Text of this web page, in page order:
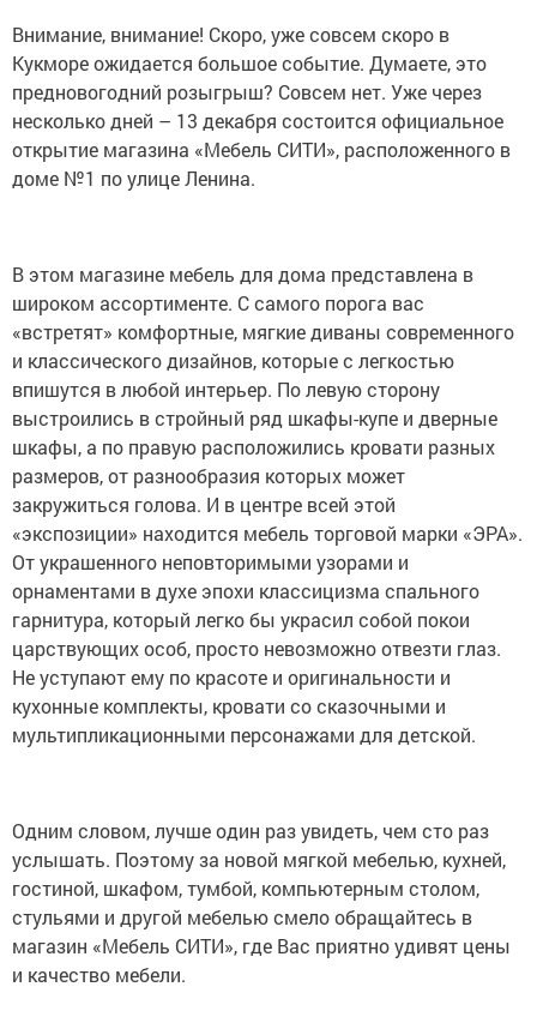
Внимание, внимание! Скоро, уже совсем скоро в
Кукморе ожидается большое событие. Думаете, это
предновогодний розыгрыш? Совсем нет. Уже через
несколько дней – 13 декабря состоится официальное
открытие магазина «Мебель СИТИ», расположенного в
доме №1 по улице Ленина.
В этом магазине мебель для дома представлена в
широком ассортименте. С самого порога вас
«встретят» комфортные, мягкие диваны современного
и классического дизайнов, которые с легкостью
впишутся в любой интерьер. По левую сторону
выстроились в стройный ряд шкафы-купе и дверные
шкафы, а по правую расположились кровати разных
размеров, от разнообразия которых может
закружиться голова. И в центре всей этой
«экспозиции» находится мебель торговой марки «ЭРА».
От украшенного неповторимыми узорами и
орнаментами в духе эпохи классицизма спального
гарнитура, который легко бы украсил собой покои
царствующих особ, просто невозможно отвезти глаз.
Не уступают ему по красоте и оригинальности и
кухонные комплекты, кровати со сказочными и
мультипликационными персонажами для детской.
Одним словом, лучше один раз увидеть, чем сто раз
услышать. Поэтому за новой мягкой мебелью, кухней,
гостиной, шкафом, тумбой, компьютерным столом,
стульями и другой мебелью смело обращайтесь в
магазин «Мебель СИТИ», где Вас приятно удивят цены
и качество мебели.